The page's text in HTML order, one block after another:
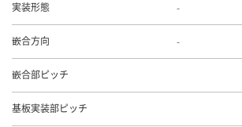
実装形態 -
嵌合方向 -
嵌合部ピッチ
基板実装部ピッチ